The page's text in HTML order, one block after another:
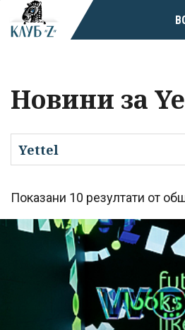
Новини за
Показани 10 резултати от